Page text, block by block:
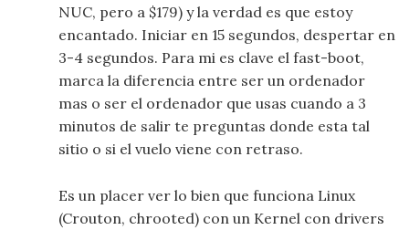
NUC, pero a $179) y la verdad es que estoy
encantado. Iniciar en 15 segundos, despertar en
3-4 segundos. Para mi es clave el fast-boot,
marca la diferencia entre ser un ordenador
mas o ser el ordenador que usas cuando a 3
minutos de salir te preguntas donde esta tal
sitio o si el vuelo viene con retraso.
Es un placer ver lo bien que funciona Linux
(Crouton, chrooted) con un Kernel con drivers